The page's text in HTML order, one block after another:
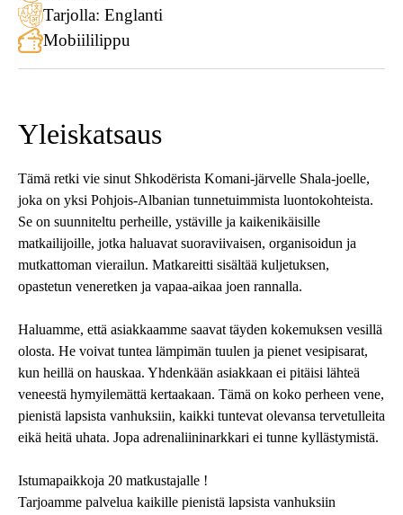
Tarjolla: Englanti
Mobiililippu
Yleiskatsaus
Tämä retki vie sinut Shkodërista Komani-järvelle Shala-joelle,
joka on yksi Pohjois-Albanian tunnetuimmista luontokohteista.
Se on suunniteltu perheille, ystäville ja kaikenikäisille
matkailijoille, jotka haluavat suoraviivaisen, organisoidun ja
mutkattoman vierailun. Matkareitti sisältää kuljetuksen,
opastetun veneretken ja vapaa-aikaa joen rannalla.
Haluamme, että asiakkaamme saavat täyden kokemuksen vesillä
olosta. He voivat tuntea lämpimän tuulen ja pienet vesipisarat,
kun heillä on hauskaa. Yhdenkään asiakkaan ei pitäisi lähteä
veneestä hymyilemättä kertaakaan. Tämä on koko perheen vene,
pienistä lapsista vanhuksiin, kaikki tuntevat olevansa tervetulleita
eikä heitä uhata. Jopa adrenaliininarkkari ei tunne kyllästymistä.
Istumapaikkoja 20 matkustajalle !
Tarjoamme palvelua kaikille pienistä lapsista vanhuksiin